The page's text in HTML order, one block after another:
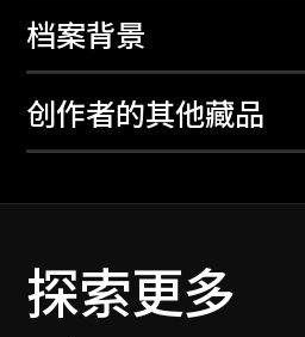
档案背景
创作者的其他藏品
探索更多